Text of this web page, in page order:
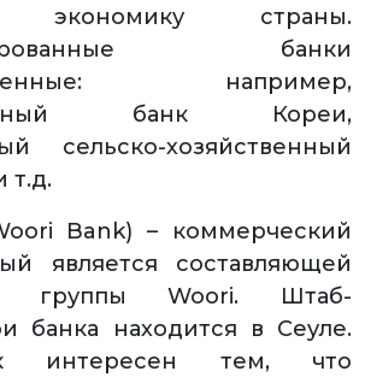
экономику страны.
банки
например,
банк Кореи,
сельско-хозяйственный
т.д.
Bank) – коммерческий
является составляющей
группы Woori. Штаб-
банка находится в Сеуле.
интересен тем, что